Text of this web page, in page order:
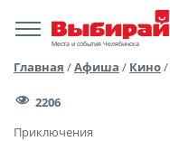
Места и события Челябинска
Главная /Афиша / Кино/
2206
Приключения